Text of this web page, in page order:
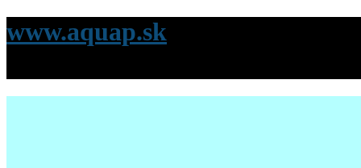
www.aquap.sk